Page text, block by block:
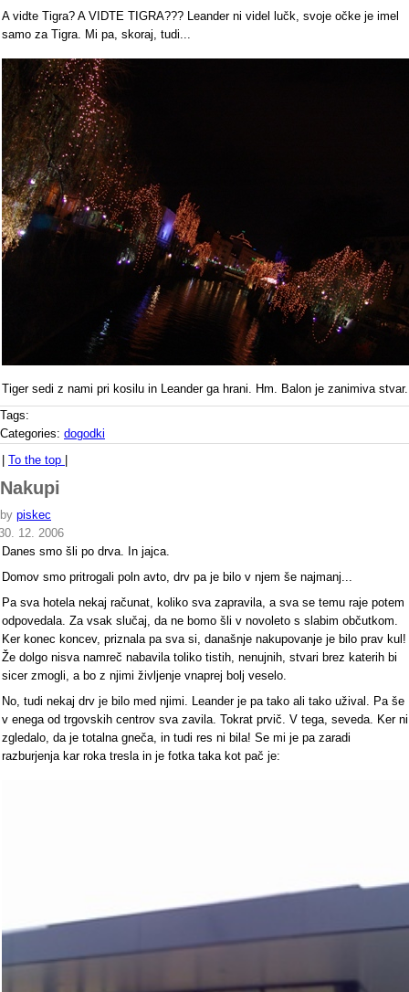
A vidte Tigra? A VIDTE TIGRA??? Leander ni videl lučk, svoje očke je imel
samo za Tigra. Mi pa, skoraj, tudi...
Tiger sedi z nami pri kosilu in Leander ga hrani. Hm. Balon je zanimiva stvar.
Tags:
Categories: dogodki
To the top
Nakupi
by piskec
12. 2006
Danes smo šli po drva. In jajca.
Domov smo pritrogali poln avto, drv pa je bilo v njem še najmanj...
Pa sva hotela nekaj računat, koliko sva zapravila, a sva se temu raje potem
odpovedala. Za vsak slučaj, da ne bomo šli v novoleto s slabim občutkom.
Ker konec koncev, priznala pa sva si, današnje nakupovanje je bilo prav kul!
Že dolgo nisva namreč nabavila toliko tistih, nenujnih, stvari brez katerih bi
sicer zmogli, a bo z njimi življenje vnaprej bolj veselo.
No, tudi nekaj drv je bilo med njimi. Leander je pa tako ali tako užival. Pa še
v enega od trgovskih centrov sva zavila. Tokrat prvič. V tega, seveda. Ker ni
zgledalo, da je totalna gneča, in tudi res ni bila! Se mi je pa zaradi
razburjenja kar roka tresla in je fotka taka kot pač je: